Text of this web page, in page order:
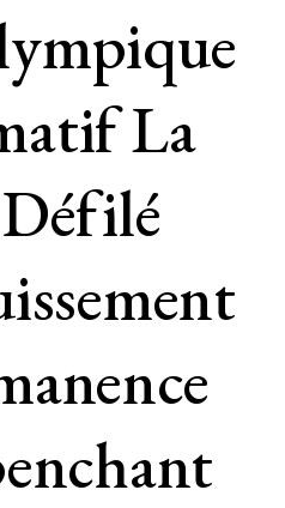
La